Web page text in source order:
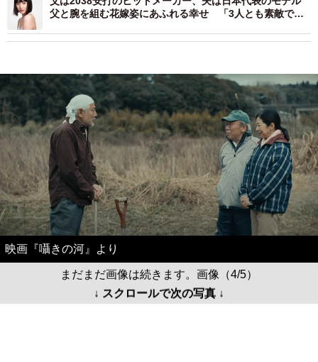
父と腕を組む花嫁姿にあふれる幸せ 「3人とも素敵で
映画『囁きの河』より
まだまだ画像は続きます。画像（4/5）
↓ スクロールで次の写真 ↓